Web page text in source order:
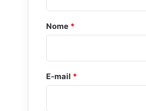
r
i
o
*
Nome *
E-mail *